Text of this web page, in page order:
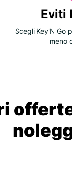
Eviti
Scegli Key'N Go
meno